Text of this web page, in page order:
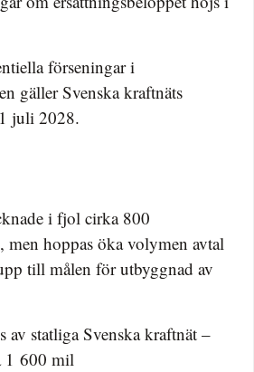
förseningar i
gäller Svenska kraftnäts
juli 2028.
i fjol cirka 800
men hoppas öka volymen avtal
till målen för utbyggnad av
av statliga Svenska kraftnät –
1 600 mil